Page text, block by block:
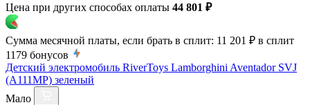
Цена при других способах оплаты 44 801 ₽
Сумма месячной платы, если брать в сплит: 11 201 ₽ в сплит
1179 бонусов
Детский электромобиль RiverToys Lamborghini Aventador SVJ
(A111MP) зеленый
Мало